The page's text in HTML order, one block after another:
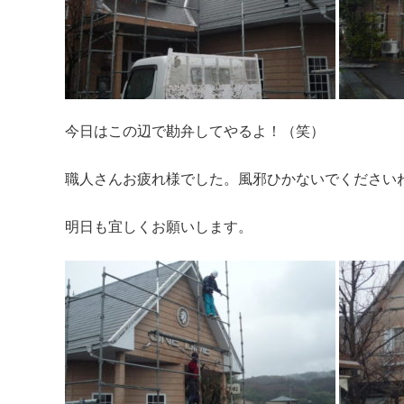
今日はこの辺で勘弁してやるよ！（笑）
職人さんお疲れ様でした。風邪ひかないでください
明日も宜しくお願いします。